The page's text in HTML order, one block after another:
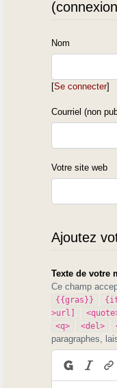
Nom
[Se connecter]
Courriel (non
Votre site web
Ajoutez
Texte de votre
Ce champ
{{gras}}
>url]
<q> <del>
paragraphes,